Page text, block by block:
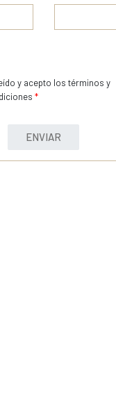
y acepto los términos y
*
ENVIAR